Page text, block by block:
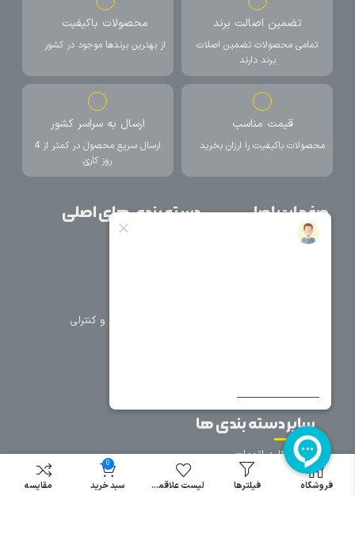
تضمین اصالت برند
تمامی محصولات تضمین اصلات
برند دارند
محصولات باکیفیت
از بهترین برندها موجود در کشور
قیمت مناسب
محصولات باکیفیت را ارزان بخرید
ارسال به سراسر کشور
ارسال سریع محصول در کمتر از 4
روز کاری
صفحات اصلی
خانه
دسته بندی های اصلی
تجهیزات حفاظتی و کنترلی
سایر دسته بندی ها
خرید کلید اتومات
خرید کنتاکتور
خرید فیوز
فروشگاه فیلترها لیست علاقمندی
0
سبد خرید مقایسه